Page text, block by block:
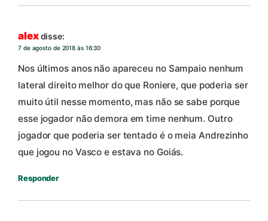
alexdisse:
7 de agosto de 2018 às 16:30
Nos últimos anos não apareceu no Sampaio nenhum
lateral direito melhor do que Roniere, que poderia ser
muito útil nesse momento, mas não se sabe porque
esse jogador não demora em time nenhum. Outro
jogador que poderia ser tentado é o meia Andrezinho
que jogou no Vasco e estava no Goiás.
Responder